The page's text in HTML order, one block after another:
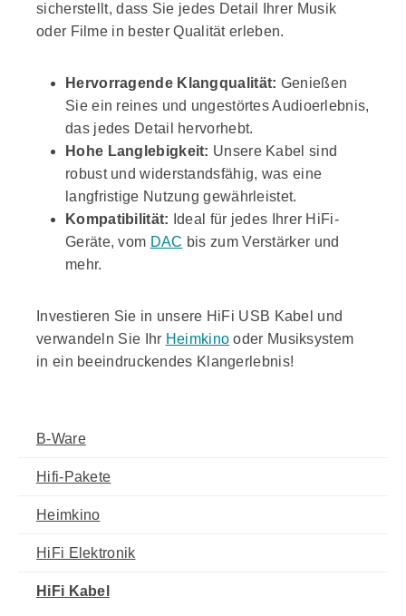
sicherstellt, dass Sie jedes Detail Ihrer Musik
oder Filme in bester Qualität erleben.
Hervorragende Klangqualität: Genießen
Sie ein reines und ungestörtes Audioerlebnis,
das jedes Detail hervorhebt.
Hohe Langlebigkeit: Unsere Kabel sind
robust und widerstandsfähig, was eine
langfristige Nutzung gewährleistet.
Kompatibilität: Ideal für jedes Ihrer HiFi-
Geräte, vom DAC bis zum Verstärker und
mehr.
Investieren Sie in unsere HiFi USB Kabel und
verwandeln Sie Ihr Heimkino oder Musiksystem
in ein beeindruckendes Klangerlebnis!
B-Ware
Hifi-Pakete
Heimkino
HiFi Elektronik
HiFi Kabel